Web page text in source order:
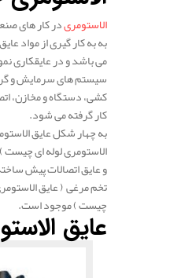
الاستومریدر کار های
به به کار گیری از مواد
می باشد و در عایقکاری
سیستم های سرمایش و
کشی، دستگاه و مخازن،
کار گرفته می شود.
به چهار شکل عایق
الاستومری لوله ای چیست
و عایق اتصالات پیش
تخم مرغی ( عایق
چیست ) موجود است.
عایق